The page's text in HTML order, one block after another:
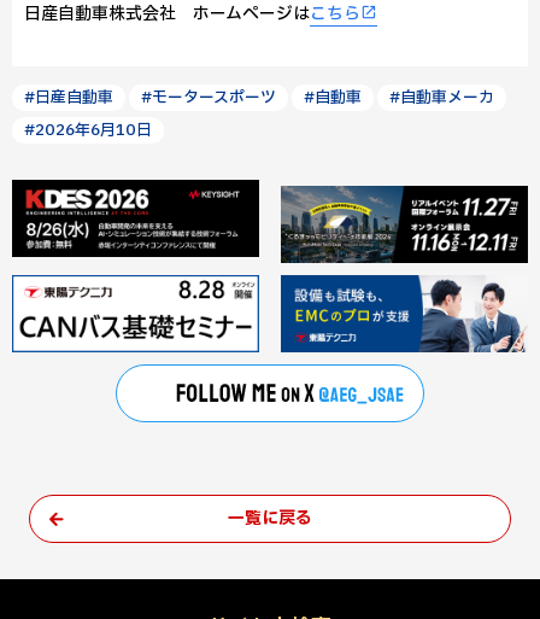
日産自動車株式会社 ホームページはこちら
#日産自動車 #モータースポーツ #自動車
#自動車メーカ
#2026年6月10日
一覧に戻る